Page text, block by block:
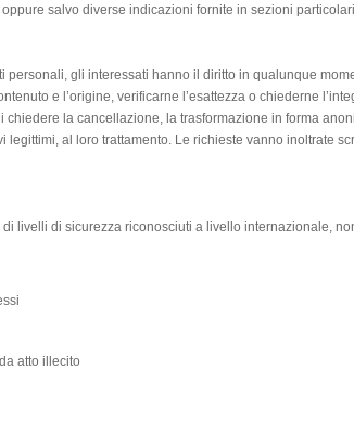
salvo diverse indicazioni fornite in sezioni
gli interessati hanno il diritto in qualunque
e l’origine, verificarne l’esattezza o chiederne
la cancellazione, la trasformazione in forma
al loro trattamento. Le richieste vanno inoltrate
livelli di sicurezza riconosciuti a livello internazionale,
atto illecito